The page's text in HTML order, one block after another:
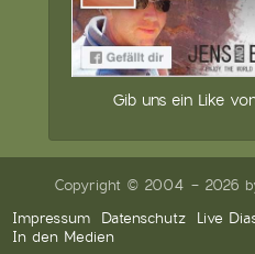
Gib uns ein Like
Copyright © 2004 - 2026
Impressum
Datenschutz Live
In den Medien